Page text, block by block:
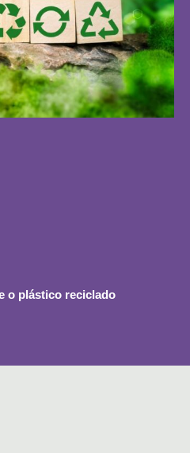
o plástico reciclado